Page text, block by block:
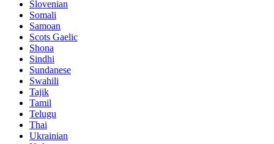
Slovenian
Somali
Samoan
Scots Gaelic
Shona
Sindhi
Sundanese
Swahili
Tajik
Tamil
Telugu
Thai
Ukrainian